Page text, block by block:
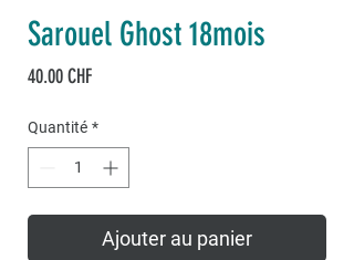
Sarouel Ghost 18mois
40.00 CHFPrix
Quantité *
Ajouter au panier